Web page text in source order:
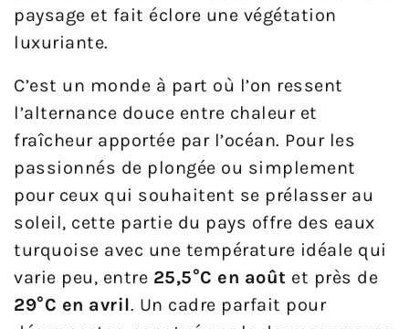
paysage et fait éclore une végétation
luxuriante.
C’est un monde à part où l’on ressent
l’alternance douce entre chaleur et
fraîcheur apportée par l’océan. Pour les
passionnés de plongée ou simplement
pour ceux qui souhaitent se prélasser au
soleil, cette partie du pays offre des eaux
turquoise avec une température idéale qui
varie peu, entre 25,5°C en août et près de
29°C en avril. Un cadre parfait pour